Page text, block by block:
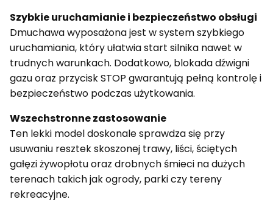
Szybkieuruchamianiei bezpieczeństwo obsługi
Dmuchawawyposażonajest wsystemszybkiego
uruchamiania, któryułatwiastart silnika nawet w
trudnychwarunkach. Dodatkowo, blokadadźwigni
gazuoraz przyciskSTOP gwarantują pełną kontrolęi
bezpieczeństwo podczasużytkowania.
Wszechstronnezastosowanie
Ten lekki modeldoskonalesprawdzasię przy
usuwaniu resztekskoszonej trawy, liści,ściętych
gałęziżywopłotuoraz drobnychśmieci nadużych
terenach takichjakogrody, parkiczy tereny
rekreacyjne.